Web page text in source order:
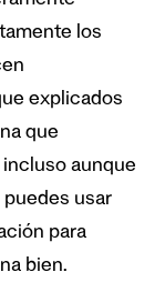
los
explicados
que
aunque
usar
para
bien.